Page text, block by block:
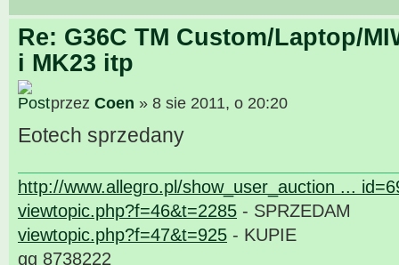
Re: G36C TM Custom/Laptop/
i MK23 itp
przez Coen » 8 sie 2011, o 20:20
Eotech sprzedany
http://www.allegro.pl/show_user_auction ...
viewtopic.php?f=46&t=2285 - SPRZEDAM
viewtopic.php?f=47&t=925 - KUPIE
gg 8738222